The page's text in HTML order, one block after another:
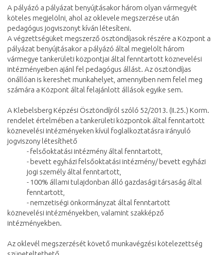
A pályázó a pályázat benyújtásakor három olyan vármegyét
köteles megjelölni, ahol az oklevele megszerzése után
pedagógus jogviszonyt kíván létesíteni.
A végzettségüket megszerző ösztöndíjasok részére a Központ a
pályázat benyújtásakor a pályázó által megjelölt három
vármegye tankerületi központjai által fenntartott köznevelési
intézményeiben ajánl fel pedagógus állást. Az ösztöndíjas
önállóan is kereshet munkahelyet, amennyiben nem felel meg
számára a Központ által felajánlott állások egyike sem.
A Klebelsberg Képzési Ösztöndíjról szóló 52/2013. (II.25.) Korm.
rendelet értelmében a tankerületi központok által fenntartott
köznevelési intézményeken kívül foglalkoztatásra irányuló
jogviszony létesíthető
- felsőoktatási intézmény által fenntartott,
- bevett egyházi felsőoktatási intézmény/ bevett egyházi
jogi személy által fenntartott,
- 100% állami tulajdonban álló gazdasági társaság által
fenntartott,
- nemzetiségi önkormányzat által fenntartott
köznevelési intézményekben, valamint szakképző
intézményekben.
Az oklevél megszerzését követő munkavégzési kötelezettség